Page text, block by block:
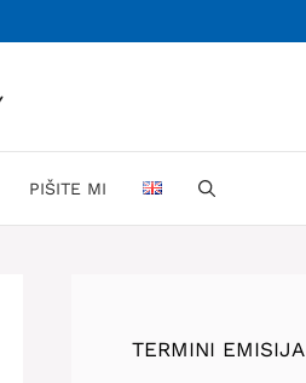
PIŠITE MI
TERMINI EMISIJA